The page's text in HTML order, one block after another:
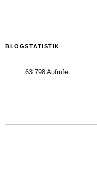
BLOGSTATISTIK
63.798 Aufrufe